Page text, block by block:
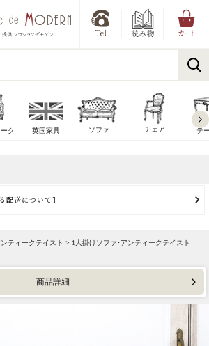
ク 英国家具 ソファ チェア テ
ティークテイスト > 1人掛けソファ･アンティークテイスト
商品詳細